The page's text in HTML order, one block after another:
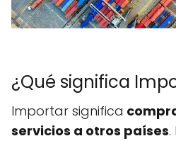
¿Qué significa
Importar significa
servicios a otros países.